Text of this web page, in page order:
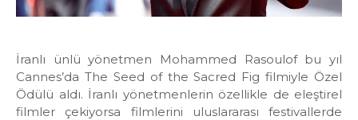
İranlı ünlü yönetmen Mohammed Rasoulof bu yıl
Cannes’da The Seed of the Sacred Fig filmiyle Özel
Ödülü aldı. İranlı yönetmenlerin özellikle de eleştirel
filmler çekiyorsa filmlerini uluslararası festivallerde